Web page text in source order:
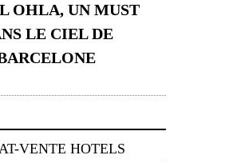
OHLA, UN MUST
LE CIEL DE
VENTE HOTELS